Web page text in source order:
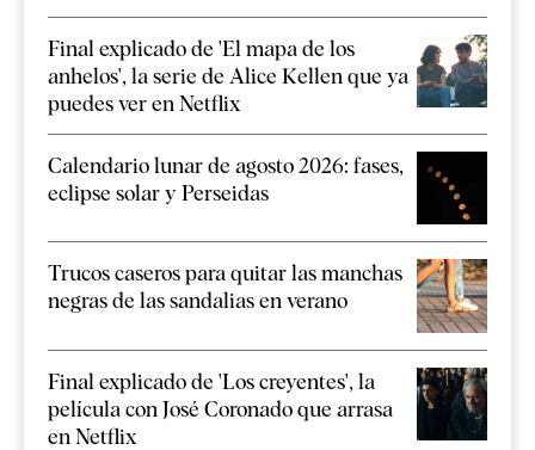
Final explicado de 'El mapa de los
anhelos', la serie de Alice Kellen que ya
puedes ver en Netflix
Calendario lunar de agosto 2026: fases,
eclipse solar y Perseidas
Trucos caseros para quitar las manchas
negras de las sandalias en verano
Final explicado de 'Los creyentes', la
película con José Coronado que arrasa
en Netflix